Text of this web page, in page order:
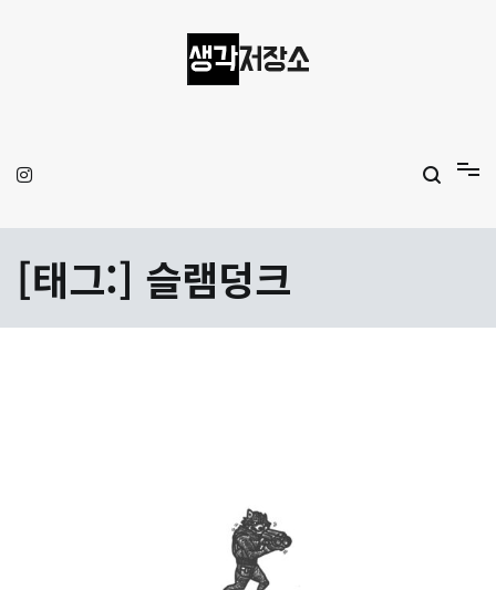
[태그:] 슬램덩크